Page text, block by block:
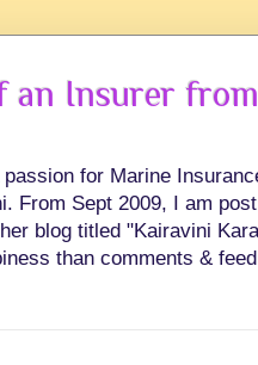
an Insurer
for Marine
Sept 2009, I am
blog titled "Kairavini
than comments &